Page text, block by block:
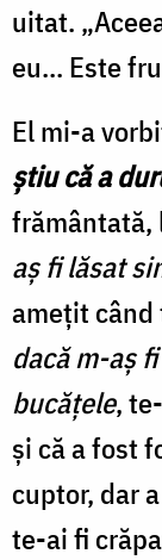
uitat.
eu... Este
El mi-a
știu că a
frământată,
aș fi lăsat
amețit
dacă m-aș
bucățele,
și că a fost
cuptor, dar
te-ai fi